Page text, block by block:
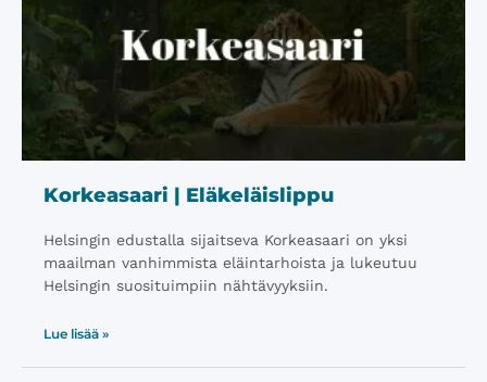
Korkeasaari | Eläkeläislippu
Helsingin edustalla sijaitseva Korkeasaari on yksi
maailman vanhimmista eläintarhoista ja lukeutuu
Helsingin suosituimpiin nähtävyyksiin.
Lue lisää »